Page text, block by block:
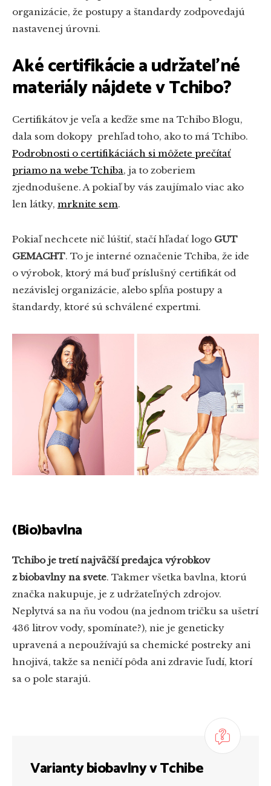
organizácie, že postupy a štandardy zodpovedajú
nastavenej úrovni.
Aké certifikácie a udržateľné
materiály nájdete v Tchibo?
Certifikátov je veľa a keďže sme na Tchibo Blogu,
dala som dokopy prehľad toho, ako to má Tchibo.
Podrobnosti o certifikáciách si môžete prečítať
priamo na webe Tchiba, ja to zoberiem
zjednodušene. A pokiaľ by vás zaujímalo viac ako
len látky, mrknite sem.
Pokiaľ nechcete nič lúštiť, stačí hľadať logo GUT
GEMACHT. To je interné označenie Tchiba, že ide
o výrobok, ktorý má buď príslušný certifikát od
nezávislej organizácie, alebo spĺňa postupy a
štandardy, ktoré sú schválené expertmi.
(Bio)bavlna
Tchibo je tretí najväčší predajca výrobkov
z biobavlny na svete. Takmer všetka bavlna, ktorú
značka nakupuje, je z udržateľných zdrojov.
Neplytvá sa na ňu vodou (na jednom tričku sa ušetrí
436 litrov vody, spomínate?), nie je geneticky
upravená a nepoužívajú sa chemické postreky ani
hnojivá, takže sa neničí pôda ani zdravie ľudí, ktorí
sa o pole starajú.
Varianty biobavlny v Tchibe